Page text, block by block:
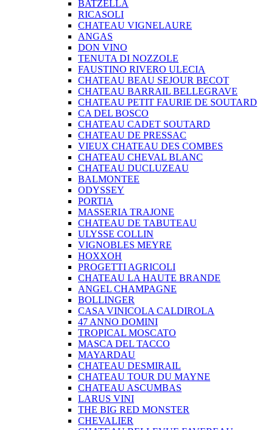
BATZELLA
RICASOLI
CHATEAU VIGNELAURE
ANGAS
DON VINO
TENUTA DI NOZZOLE
FAUSTINO RIVERO ULECIA
CHATEAU BEAU SEJOUR BECOT
CHATEAU BARRAIL BELLEGRAVE
CHATEAU PETIT FAURIE DE SOUTARD
CA DEL BOSCO
CHATEAU CADET SOUTARD
CHATEAU DE PRESSAC
VIEUX CHATEAU DES COMBES
CHATEAU CHEVAL BLANC
CHATEAU DUCLUZEAU
BALMONTEE
ODYSSEY
PORTIA
MASSERIA TRAJONE
CHATEAU DE TABUTEAU
ULYSSE COLLIN
VIGNOBLES MEYRE
HOXXOH
PROGETTI AGRICOLI
CHATEAU LA HAUTE BRANDE
ANGEL CHAMPAGNE
BOLLINGER
CASA VINICOLA CALDIROLA
47 ANNO DOMINI
TROPICAL MOSCATO
MASCA DEL TACCO
MAYARDAU
CHATEAU DESMIRAIL
CHATEAU TOUR DU MAYNE
CHATEAU ASCUMBAS
LARUS VINI
THE BIG RED MONSTER
CHEVALIER